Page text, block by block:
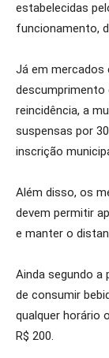
estabelecidas
funcionamento,
Já em mercados
descumprimento
reincidência, a
suspensas por
inscrição
Além disso, os
devem permitir
e manter o
Ainda segundo a
de consumir
qualquer horário
R$ 200.